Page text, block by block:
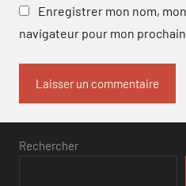
Enregistrer mon nom,
navigateur pour mon
Rechercher